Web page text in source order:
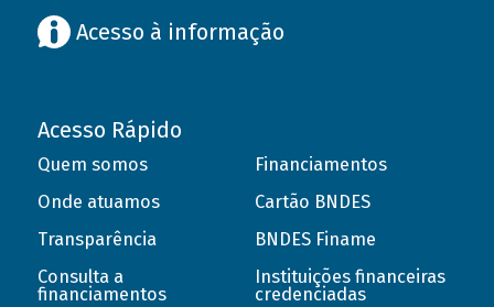
Acesso à informação
Acesso Rápido
Quem somos
Onde atuamos
Transparência
Consulta a
financiamentos
Financiamentos
Cartão BNDES
BNDES Finame
Instituições financeiras
credenciadas